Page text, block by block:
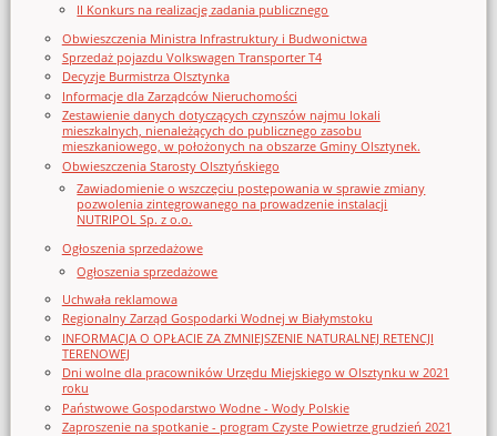
II Konkurs na realizację zadania publicznego
Obwieszczenia Ministra Infrastruktury i Budwonictwa
Sprzedaż pojazdu Volkswagen Transporter T4
Decyzje Burmistrza Olsztynka
Informacje dla Zarządców Nieruchomości
Zestawienie danych dotyczących czynszów najmu lokali
mieszkalnych, nienależących do publicznego zasobu
mieszkaniowego, w położonych na obszarze Gminy Olsztynek.
Obwieszczenia Starosty Olsztyńskiego
Zawiadomienie o wszczęciu postępowania w sprawie zmiany
pozwolenia zintegrowanego na prowadzenie instalacji
NUTRIPOL Sp. z o.o.
Ogłoszenia sprzedażowe
Ogłoszenia sprzedażowe
Uchwała reklamowa
Regionalny Zarząd Gospodarki Wodnej w Białymstoku
INFORMACJA O OPŁACIE ZA ZMNIEJSZENIE NATURALNEJ RETENCJI
TERENOWEJ
Dni wolne dla pracowników Urzędu Miejskiego w Olsztynku w 2021
roku
Państwowe Gospodarstwo Wodne - Wody Polskie
Zaproszenie na spotkanie - program Czyste Powietrze grudzień 2021